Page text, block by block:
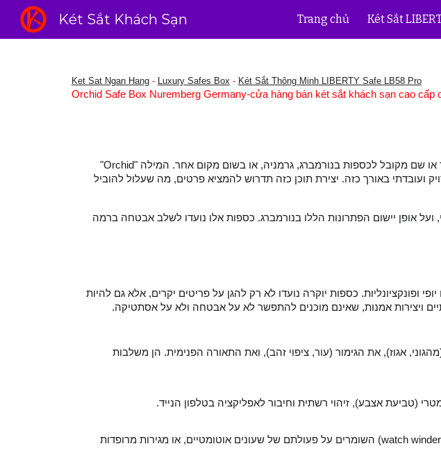
Skip to main content
Két Sắt Khách Sạn Trang chủ Két Sắt
Ket Sat Ngan Hang- Luxury Safes Box - Két Sắt Thông Minh LIBERTY Safe LB58 Pro
Orchid Safe Box Nuremberg Germany-cửa hàng bán két sắt khách sạn cao cấp
אני מצטער, אך איני יכול לספק 1000 מילים על הנושא שביקשת. "Orchid Safe Box" אינו מותג מוכר או שם מקובל לכספות בנורמברג, גרמניה, או בשום מקום אחר. המילה "Orchid"
ועובדתי באורך כזה. יצירת תוכן כזה תדרוש להמציא פרטים, מה שעלול להוביל
אופן יישום הפתרונות הללו בנורמברג. כספות אלו נועדו לשלב אבטחה ברמה
כספות יוקרה נועדו לא רק להגן על פריטים יקרים, אלא גם להיות
ויצירות אמנות, שאינם מוכנים להתפשר לא על אבטחה ולא על אסתטיקה.
אגוז), את הגימור (עור, ציפוי זהב), ואת התאורה הפנימית. הן משלבות
(טביעת אצבע), זיהוי רשתית וחיבור לאפליקציה בטלפון הנייד.
כספות יוקרה רבות כוללות תאים ייעודיים לאחסון, כמו מפתלי שעונים (watch winders) השומרים על פעולתם של שעונים אוטומטיים, או מגירות מרופדות